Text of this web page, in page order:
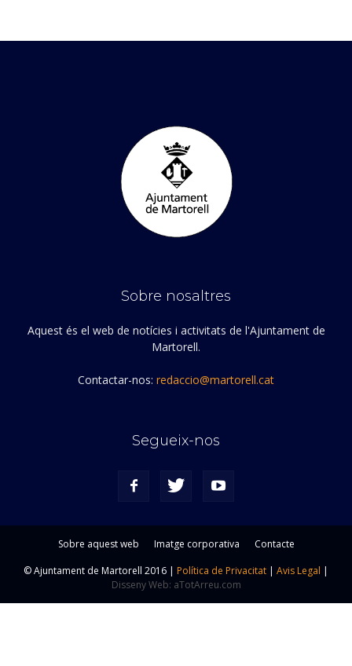
Sobre nosaltres
Aquest és el web de notícies i activitats de l'Ajuntament de
Martorell.
Contactar-nos: redaccio@martorell.cat
Segueix-nos
Sobre aquest web Imatge corporativa
Contacte
© Ajuntament de Martorell 2016 | Política de Privacitat | Avis Legal |
Disseny Web: aTotArreu.com